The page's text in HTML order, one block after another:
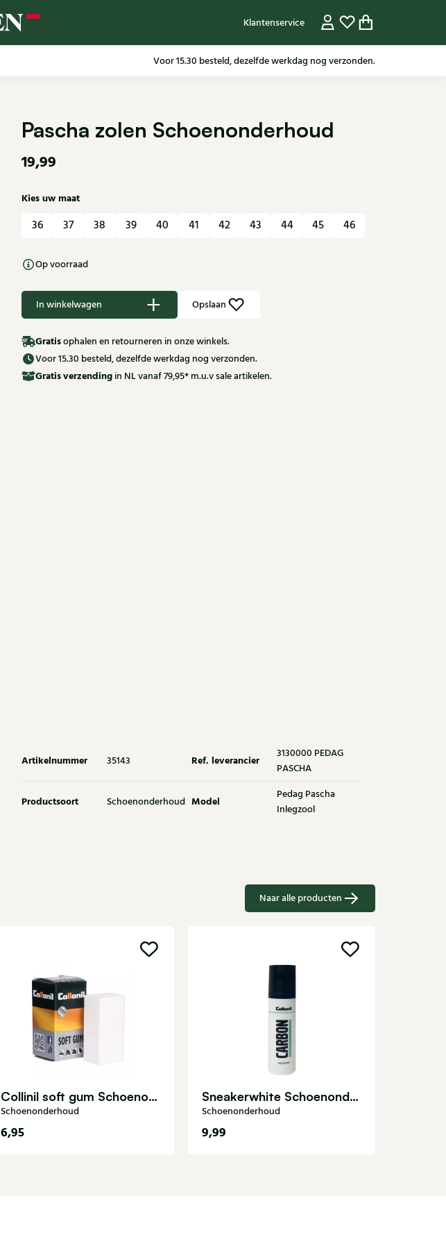
Klantenservice
Voor 15.30 besteld, dezelfde werkdag nog verzonden.
Pascha zolen Schoenonderhoud
19,99
Kies uw maat
36 37 38 39 40 41 42 43 44 45 46
Op voorraad
In winkelwagen Opslaan
Gratisophalen en retourneren in onze winkels.
Voor 15.30 besteld, dezelfde werkdag nog verzonden.
Gratisverzending in NL vanaf 79,95* m.u.v sale artikelen.
Artikelnummer 35143 Ref. leverancier
3130000 PEDAG
PASCHA
Productsoort Schoenonderhoud Model
Pedag Pascha
Inlegzool
Naar alle producten
Collinil soft gum Schoenonderhoud
Schoenonderhoud
6,95
Sneakerwhite Schoenonderhoud
Schoenonderhoud
9,99